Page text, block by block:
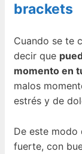
brackets
Cuando se te
decir que
momento en
malos
estrés y de
De este modo
fuerte, con